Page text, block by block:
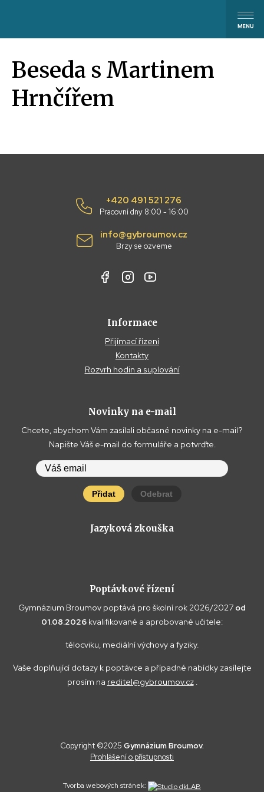
Beseda s Martinem
Hrnčířem
+420 491 521 276
Pracovní dny 8:00 - 16:00
info@gybroumov.cz
Brzy se ozveme
Informace
Přijímací řízení
Kontakty
Rozvrh hodin a suplování
Novinky na e-mail
Chcete, abychom Vám zasílali občasné novinky na e-mail?
Napište Váš e-mail do formuláře a potvrďte.
Přidat Odebrat
Jazyková zkouška
Poptávkové řízení
Gymnázium Broumov poptává pro školní rok 2026/2027 od
01.08.2026 kvalifikované a aprobované učitele:
tělocviku, mediální výchovy a fyziky.
Vaše doplňující dotazy k poptávce a případné nabídky zasílejte
prosím na reditel@gybroumov.cz.
Tvorba webových stránek:
Copyright ©2025 Gymnázium Broumov.
Prohlášení o přístupnosti